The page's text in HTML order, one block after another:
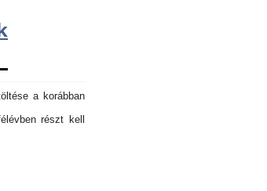
a korábban
részt kell